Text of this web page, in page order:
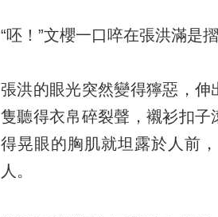
“呸！”文櫻一口啐在張洪滿是
張洪的眼光突然變得獰惡，
隻聽得衣帛碎裂聲，襯衫扣
得晃眼的胸肌就坦露於人前
人。